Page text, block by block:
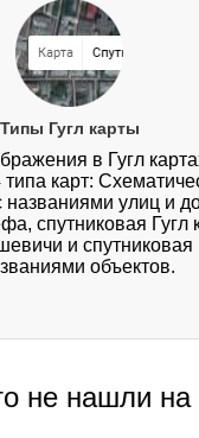
Типы Гугл карты
в Гугл
типа карт:
названиями улиц и
спутниковая Гугл
и спутниковая
объектов.
не нашли